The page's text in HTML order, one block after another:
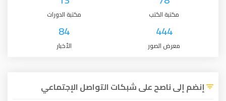
مكتبة الكتب مكتبة الدورات
444
معرض الصور
84
الأخبار
إنضم إلى ناصح على شبكات التواصل الإجتماعي